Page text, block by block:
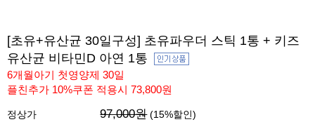
[초유+유산균 30일구성] 초유파우더 스틱 1통 + 키즈
유산균 비타민D 아연 1통
6개월아기 첫영양제 30일
플친추가 10%쿠폰 적용시 73,800원
정상가 97,000원 (15%할인)